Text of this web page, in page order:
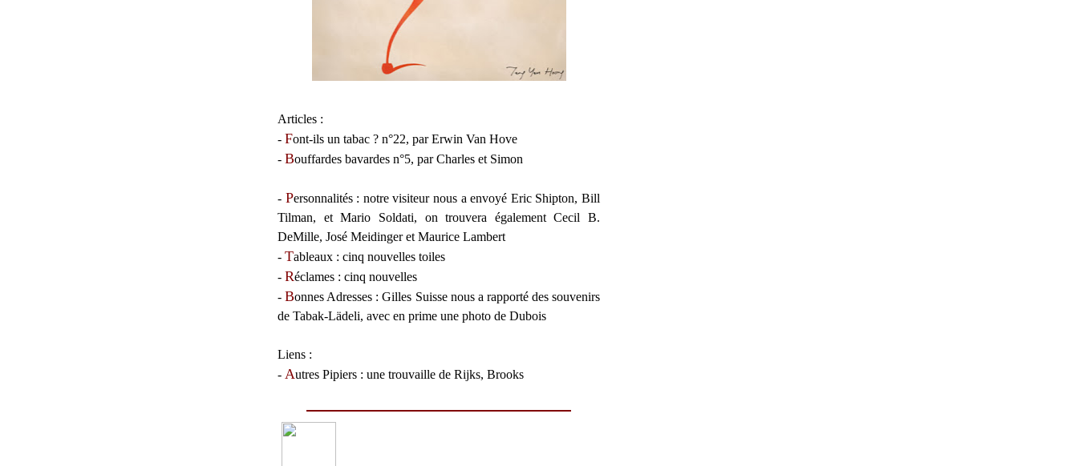
Articles :
- Font-ils un tabac ? n°22, par Erwin Van Hove
- Bouffardes bavardes n°5, par Charles et Simon
- Personnalités: notre visiteur nous a envoyé Eric Shipton, Bill
Tilman, et Mario Soldati, on trouvera également Cecil B.
DeMille, José Meidinger et Maurice Lambert
- Tableaux : cinq nouvelles toiles
- Réclames : cinq nouvelles
-Bonnes Adresses : Gilles Suisse nous a rapporté des souvenirs
de Tabak-Lädeli, avec en prime une photo de Dubois
Liens :
- Autres Pipiers : une trouvaille de Rijks, Brooks